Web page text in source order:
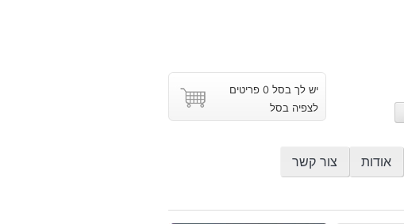
יש לך בסל 0 פריטים
לצפיה בסל
אודות צור קשר